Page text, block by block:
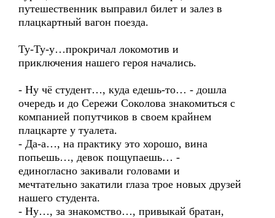
путешественник выправил билет и залез в
плацкартный вагон поезда.
Ту-Ту-у…прокричал локомотив и
приключения нашего героя начались.
- Ну чё студент…, куда едешь-то… - дошла
очередь и до Сережи Соколова знакомиться с
компанией попутчиков в своем крайнем
плацкарте у туалета.
- Да-а…, на практику это хорошо, вина
попьешь…, девок пощупаешь… -
единогласно закивали головами и
мечтательно закатили глаза трое новых друзей
нашего студента.
- Ну…, за знакомство…, привыкай братан,